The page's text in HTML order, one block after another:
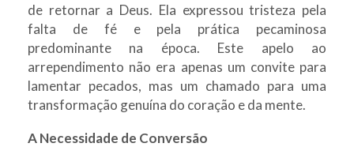
de retornar a Deus. Ela expressou tristeza pela
falta de fé e pela prática pecaminosa
predominante na época. Este apelo ao
arrependimento não era apenas um convite para
lamentar pecados, mas um chamado para uma
transformação genuína do coração e da mente.
A Necessidade de Conversão